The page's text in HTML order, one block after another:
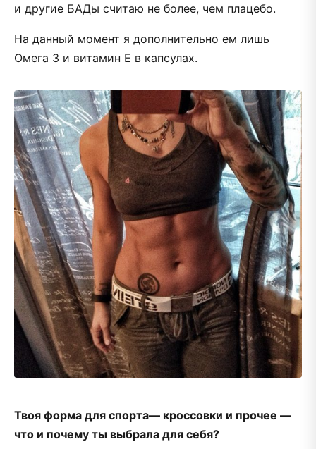
и другие БАДы считаю не более, чем плацебо.
На данный момент я дополнительно ем лишь
Омега 3 и витамин Е в капсулах.
Твоя форма для спорта— кроссовки и прочее —
что и почему ты выбрала для себя?